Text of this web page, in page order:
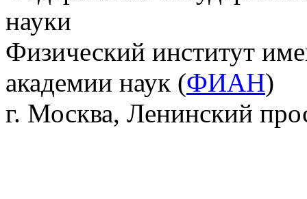
науки
Физический институт
академии наук (ФИАН)
г. Москва, Ленинский